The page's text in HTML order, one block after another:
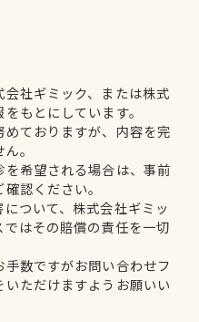
社ギミック、または株式
もとにしています。
ておりますが、内容を完
。
希望される場合は、事前
認ください。
ついて、株式会社ギミッ
はその賠償の責任を一切
数ですがお問い合わせフ
ただけますようお願いい